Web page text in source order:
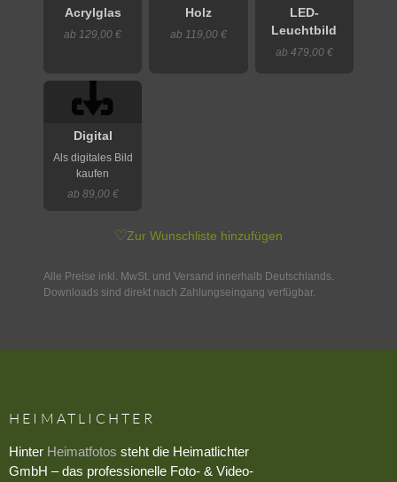
Acrylglas
ab 129,00 €
Holz
ab 119,00 €
LED-
Leuchtbild
ab 479,00 €
Digital
Als digitales Bild
kaufen
ab 89,00 €
♡Zur Wunschliste hinzufügen
Alle Preise inkl. MwSt. und Versand innerhalb Deutschlands.
Downloads sind direkt nach Zahlungseingang verfügbar.
HEIMATLICHTER
Hinter Heimatfotos steht die Heimatlichter
GmbH – das professionelle Foto- & Video-